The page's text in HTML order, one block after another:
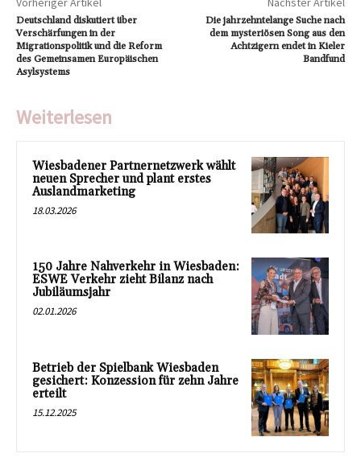
Deutschland diskutiert über
Verschärfungen in der
Migrationspolitik und die Reform
des Gemeinsamen Europäischen
Asylsystems
Die jahrzehntelange Suche nach
dem mysteriösen Song aus den
Achtzigern endet in Kieler
Bandfund
Weiterlesen
Wiesbadener Partnernetzwerk wählt
neuen Sprecher und plant erstes
Auslandmarketing
18.03.2026
150 Jahre Nahverkehr in Wiesbaden:
ESWE Verkehr zieht Bilanz nach
Jubiläumsjahr
02.01.2026
Betrieb der Spielbank Wiesbaden
gesichert: Konzession für zehn Jahre
erteilt
15.12.2025